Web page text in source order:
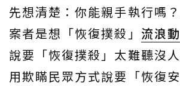
先想清楚：你能親手執行嗎
案者是想「恢復撲殺」 流浪
說要「恢復撲殺」太難聽沒
用欺瞞民眾方式說要「恢復